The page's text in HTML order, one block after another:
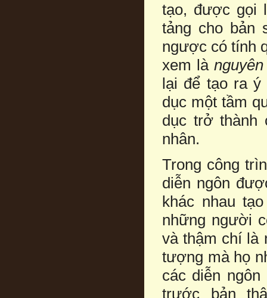
tạo, được gọi
tảng cho bản
ngược có tính
xem là
lại để tạo ra ý
dục một tầm
dục trở thành
nhân.
Trong công
diễn ngôn
khác nhau
những người
và thậm chí là
tượng mà họ
các diễn
trước bản